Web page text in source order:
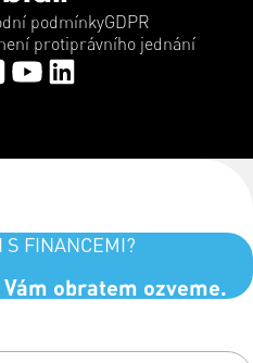
podmínkyGDPR
protiprávního jednání
S FINANCEMI?
obratem ozveme.